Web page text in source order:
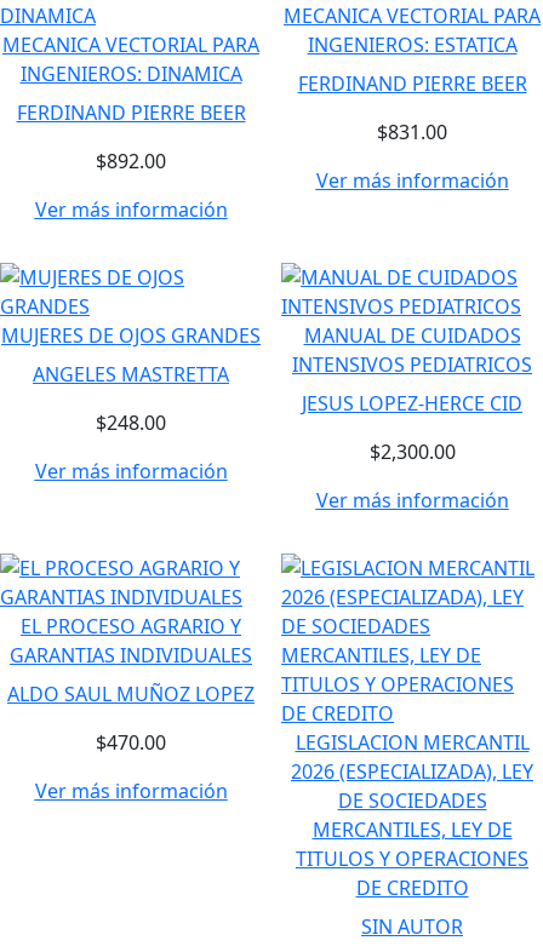
MECANICA VECTORIAL PARA
INGENIEROS: DINAMICA
FERDINAND PIERRE BEER
$892.00
Ver más información
MECANICA VECTORIAL PARA
INGENIEROS: ESTATICA
FERDINAND PIERRE BEER
$831.00
Ver más información
MUJERES DE OJOS GRANDES
ANGELES MASTRETTA
$248.00
Ver más información
MANUAL DE CUIDADOS
INTENSIVOS PEDIATRICOS
JESUS LOPEZ-HERCE CID
$2,300.00
Ver más información
EL PROCESO AGRARIO Y
GARANTIAS INDIVIDUALES
ALDO SAUL MUÑOZ LOPEZ
$470.00
Ver más información
LEGISLACION MERCANTIL
2026 (ESPECIALIZADA), LEY
DE SOCIEDADES
MERCANTILES, LEY DE
TITULOS Y OPERACIONES
DE CREDITO
SIN AUTOR